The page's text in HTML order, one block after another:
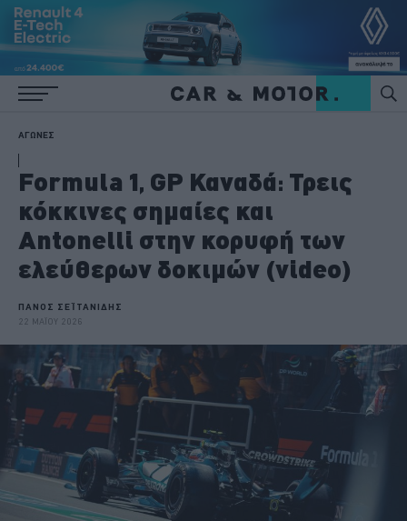
ΑΓΩΝΕΣ
Formula 1, GP Καναδά: Τρεις
κόκκινες σημαίες και
Antonelli στην κορυφή των
ελεύθερων δοκιμών (video)
ΠΑΝΟΣ ΣΕΪΤΑΝΙΔΗΣ
22 ΜΑΪΟΥ 2026